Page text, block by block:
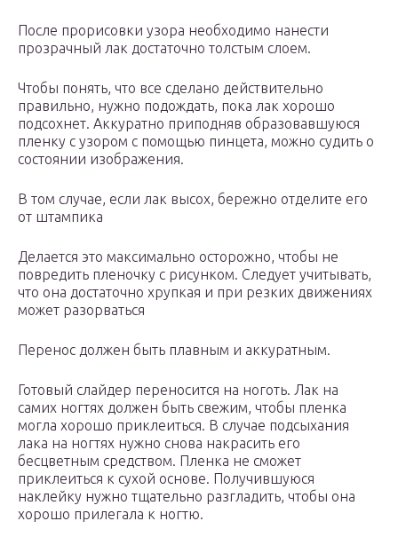
После прорисовки узора необходимо нанести
прозрачный лак достаточно толстым слоем.
Чтобы понять, что все сделано действительно
правильно, нужно подождать, пока лак хорошо
подсохнет. Аккуратно приподняв образовавшуюся
пленку с узором с помощью пинцета, можно судить о
состоянии изображения.
В том случае, если лак высох, бережно отделите его
от штампика
Делается это максимально осторожно, чтобы не
повредить пленочку с рисунком. Следует учитывать,
что она достаточно хрупкая и при резких движениях
может разорваться
Перенос должен быть плавным и аккуратным.
Готовый слайдер переносится на ноготь. Лак на
самих ногтях должен быть свежим, чтобы пленка
могла хорошо приклеиться. В случае подсыхания
лака на ногтях нужно снова накрасить его
бесцветным средством. Пленка не сможет
приклеиться к сухой основе. Получившуюся
наклейку нужно тщательно разгладить, чтобы она
хорошо прилегала к ногтю.